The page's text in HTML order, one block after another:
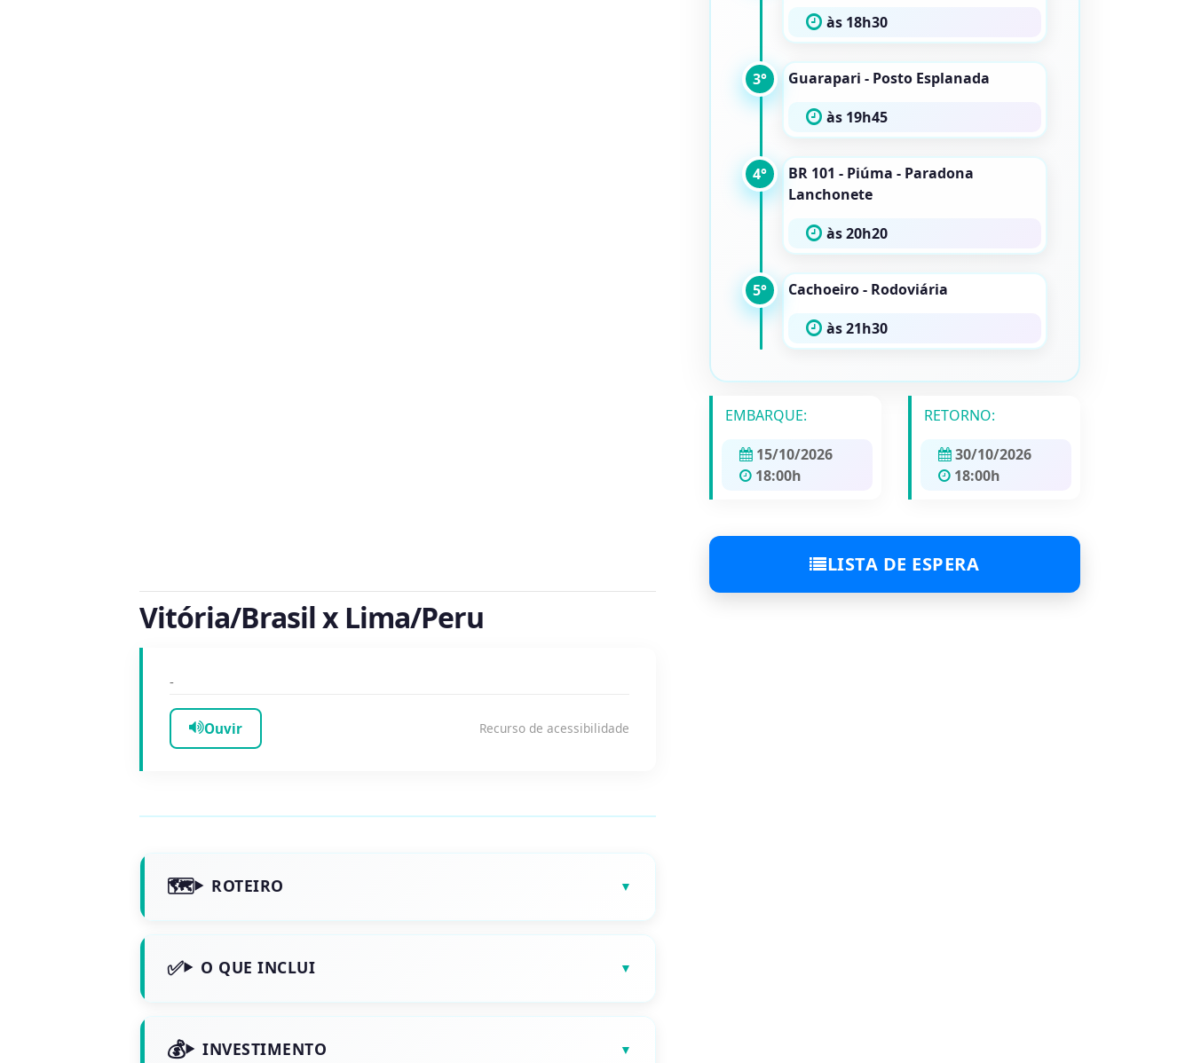
Vitória/Brasil x Lima/Peru
-
Ouvir Recurso de acessibilidade
ROTEIRO
O QUE INCLUI
INVESTIMENTO
às 18h30
3°
Guarapari - Posto Esplanada
às 19h45
4°
BR 101 - Piúma - Paradona
Lanchonete
às 20h20
5°
Cachoeiro - Rodoviária
às 21h30
EMBARQUE:
15/10/2026
18:00h
RETORNO:
30/10/2026
18:00h
LISTA DE ESPERA